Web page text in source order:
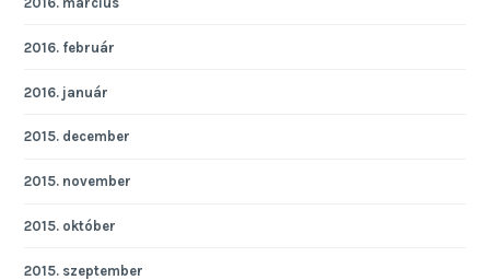
2016. február
2016. január
2015. december
2015. november
2015. október
2015. szeptember